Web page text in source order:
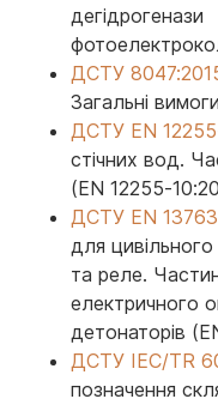
дегідрогенази
ДСТУ
Загальні вимоги
ДСТУ EN
стічних вод.
(EN 12255-
ДСТУ EN
для
та реле.
електричного
детонаторів
ДСТУ IEC/TR
позначення